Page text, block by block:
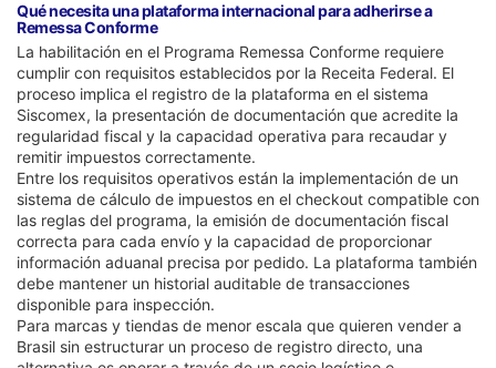
Qué necesita una plataforma internacional para adherirse a
Remessa Conforme
La habilitación en el Programa Remessa Conforme requiere
cumplir con requisitos establecidos por la Receita Federal. El
proceso implica el registro de la plataforma en el sistema
Siscomex, la presentación de documentación que acredite la
regularidad fiscal y la capacidad operativa para recaudar y
remitir impuestos correctamente.
Entre los requisitos operativos están la implementación de un
sistema de cálculo de impuestos en el checkout compatible con
las reglas del programa, la emisión de documentación fiscal
correcta para cada envío y la capacidad de proporcionar
información aduanal precisa por pedido. La plataforma también
debe mantener un historial auditable de transacciones
disponible para inspección.
Para marcas y tiendas de menor escala que quieren vender a
Brasil sin estructurar un proceso de registro directo, una